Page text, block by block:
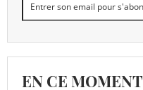
EN CE MOMENT